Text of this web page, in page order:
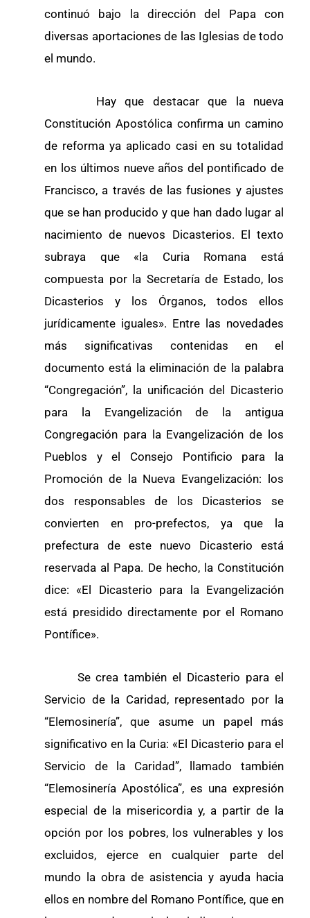
continuó bajo la dirección del Papa con
diversas aportaciones de las Iglesias de todo
el mundo.
Hay que destacar que la nueva
Constitución Apostólica confirma un camino
de reforma ya aplicado casi en su totalidad
en los últimos nueve años del pontificado de
Francisco, a través de las fusiones y ajustes
que se han producido y que han dado lugar al
nacimiento de nuevos Dicasterios. El texto
subraya que «la Curia Romana está
compuesta por la Secretaría de Estado, los
Dicasterios y los Órganos, todos ellos
jurídicamente iguales». Entre las novedades
más significativas contenidas en el
documento está la eliminación de la palabra
“Congregación”, la unificación del Dicasterio
para la Evangelización de la antigua
Congregación para la Evangelización de los
Pueblos y el Consejo Pontificio para la
Promoción de la Nueva Evangelización: los
dos responsables de los Dicasterios se
convierten en pro-prefectos, ya que la
prefectura de este nuevo Dicasterio está
reservada al Papa. De hecho, la Constitución
dice: «El Dicasterio para la Evangelización
está presidido directamente por el Romano
Pontífice».
Se crea también el Dicasterio para el
Servicio de la Caridad, representado por la
“Elemosinería”, que asume un papel más
significativo en la Curia: «El Dicasterio para el
Servicio de la Caridad”, llamado también
“Elemosinería Apostólica”, es una expresión
especial de la misericordia y, a partir de la
opción por los pobres, los vulnerables y los
excluidos, ejerce en cualquier parte del
mundo la obra de asistencia y ayuda hacia
ellos en nombre del Romano Pontífice, que en